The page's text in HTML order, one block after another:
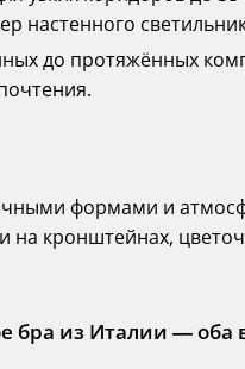
настенного
до протяжённых
формами и
кронштейнах,
бра из Италии — оба